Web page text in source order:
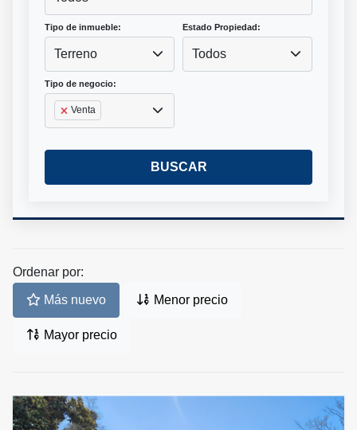
Tipo de inmueble:
Terreno
Estado Propiedad:
Todos
Tipo de negocio:
Venta
BUSCAR
Ordenar por:
Más nuevo Menor precio
Mayor precio